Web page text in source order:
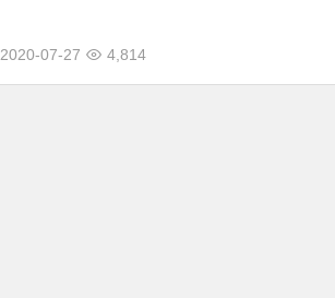
2020-07-27 4,814